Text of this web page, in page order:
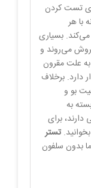
تست‌ کردن
با هر
بسیاری
می‌روند و
علت مقرون
برخلاف
بو و
به
برای
تستر
بدون سلفون